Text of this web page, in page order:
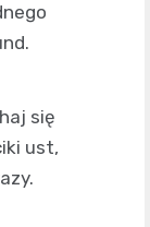
się
ust,